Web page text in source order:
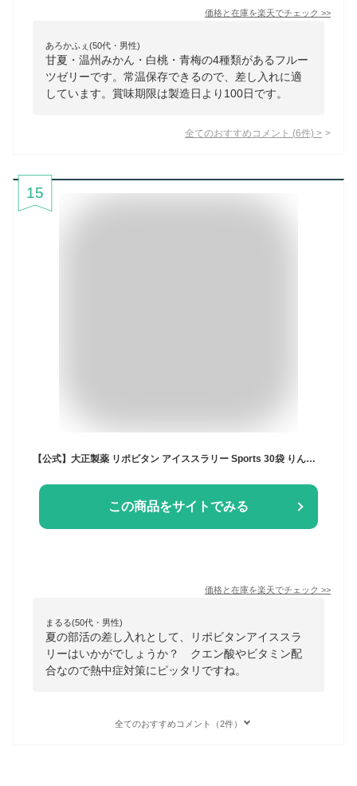
価格と在庫を楽天でチェック >>
あろかふぇ(50代・男性)
甘夏・温州みかん・白桃・青梅の4種類があるフルー
ツゼリーです。常温保存できるので、差し入れに適
しています。賞味期限は製造日より100日です。
全てのおすすめコメント (6件) >
15
【公式】大正製薬 リポビタン アイススラリー Sports 30袋 りんご風味 栄養ドリンク 飲み物 スポーツ ドリンク スポドリ 冷凍 熱中症対策 クエン酸 スポーツ飲料 アイス 栄養補給 水分補給 ランニング マラソン 熱中症予防 清涼飲料 アミノ酸 ビタミン
この商品をサイトでみる
価格と在庫を楽天でチェック >>
まるる(50代・男性)
夏の部活の差し入れとして、リポビタンアイススラ
リーはいかがでしょうか？ クエン酸やビタミン配
合なので熱中症対策にピッタリですね。
全てのおすすめコメント（2件）